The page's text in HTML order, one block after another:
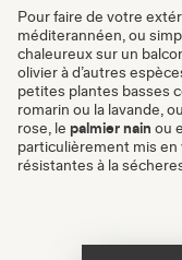
Pour faire de votre
méditerannéen, ou
chaleureux sur un
olivier à d’autres
petites plantes basses
romarin ou la lavande,
rose, le palmier nain ou
particulièrement mis en
résistantes à la